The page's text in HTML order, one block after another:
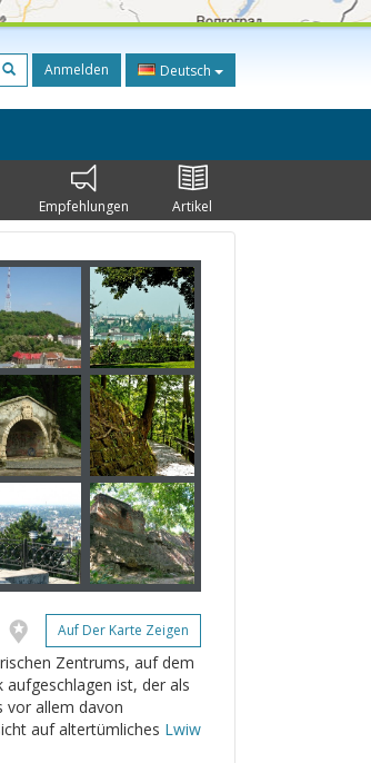
Anmelden Deutsch
Empfehlungen Artikel
Auf Der Karte Zeigen
Zentrums, auf dem
ist, der als
vor allem davon
auf altertümliches Lwiw